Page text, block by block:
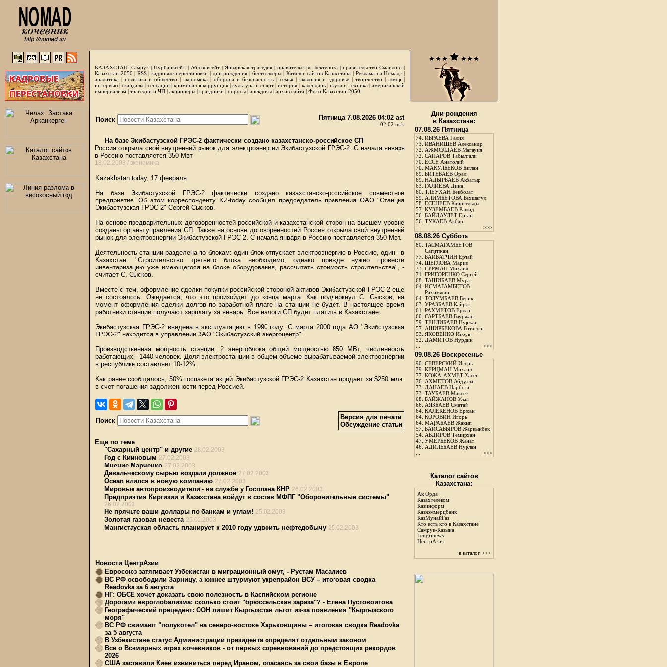
КАЗАХСТАН: Самрук |Нурбанкгейт | Аблязовгейт| Январская трагедия |правительство Бектенова| правительство Смаилова|
Казахстан-2050 | RSS|кадровые перестановки| дни рождения | бестселлеры| Каталог сайтов Казахстана | Реклама на Номаде |
аналитика | политика и общество | экономика | оборона и безопасность | семья | экология и здоровье | творчество | юмор |
интервью |скандалы | сенсации|криминал и коррупция|культура и спорт|история | календарь|наука и техника|американский
империализм | трагедии и ЧП | акционеры | праздники | опросы | анекдоты | архив сайта | Фото Казахстан-2050
Поиск Пятница 7.08.2026 04:02 ast
02:02 msk
На базе Экибастузской ГРЭС-2 фактически создано казахстанско-российское СП
Россия открыла свой внутренний рынок для электроэнергии Экибастузской ГРЭС-2. С начала января
в Россию поставляется 350 Мвт
18.02.2003 / экономика
Kazakhstan today, 17 февраля
На базе Экибастузской ГРЭС-2 фактически создано казахстанско-российское совместное
предприятие. Об этом корреспонденту KZ-today сообщил председатель правления ОАО "Станция
Экибастузская ГРЭС-2" Сергей Сысков.
На основе предварительных договоренностей российской и казахстанской сторон на высшем уровне
созданы органы управления СП. Также на основе договоренностей Россия открыла свой внутренний
рынок для электроэнергии Экибастузской ГРЭС-2. С начала января в Россию поставляется 350 Мвт.
Деятельность станции разделена по блокам: один блок отпускает электроэнергию в Россию, один - в
Казахстан. "Строительство третьего блока необходимо, однако прежде нужно провести
инвентаризацию уже имеющегося на блоке оборудования, рассчитать стоимость строительства", -
считает С. Сысков.
Вместе с тем, оформление сделки покупки российской стороной активов Экибастузской ГРЭС-2 еще
не состоялось. Ожидается, что это произойдет до конца марта. Как подчеркнул С. Сысков, на
момент оформления сделки долгов по заработной плате на станции не будет. В настоящее время
работники станции получают зарплату за январь. Все налоги СП будет платить в Казахстане.
Экибастузская ГРЭС-2 введена в эксплуатацию в 1990 году. С марта 2000 года АО "Экибстузская
ГРЭС-2" находится в управлении ЗАО "Экибастузский энергоцентр".
Производственная мощность станции: 2 энергоблока общей мощностью 850 МВт, численность
работающих - 1440 человек. Доля электростанции в общем объеме вырабатываемой электроэнергии
в республике составляет 10-12%.
Как ранее сообщалось, 50% госпакета акций Экибастузской ГРЭС-2 Казахстан продает за $250 млн.
в счет погашения задолженности перед Россией.
Поиск
Версия для печати
Обсуждение статьи
Еще по теме
"Сахарный центр" и другие 28.02.2003
Год с Кииновым 27.02.2003
Мнение Марченко 27.02.2003
Давальческому сырью воздали должное 27.02.2003
Ocean влился в новую компанию 27.02.2003
Мировые автопроизводители - на службе у Госплана КНР 26.02.2003
Предприятия Киргизии и Казахстана войдут в состав МФПГ "Оборонительные системы"
26.02.2003
Не прячьте ваши доллары по банкам и углам! 25.02.2003
Золотая газовая невеста 25.02.2003
Мангистауская область планирует к 2010 году удвоить нефтедобычу 25.02.2003
Новости ЦентрАзии
Евросоюз затягивает Узбекистан в миграционный омут, - Рустам Масалиев
ВС РФ освободили Зарницу, а южнее штурмуют укрепрайон ВСУ – итоговая сводка
Readovka за 6 августа
НГ: ОБСЕ хочет доказать свою полезность в Каспийском регионе
Дорогами евроглобализма: сколько стоит "брюссельская зараза"? - Елена Пустовойтова
Географический прецедент: ООН лишит Кыргызстан льгот из-за появления "Кыргызского
моря"
ВС РФ сжимают "полукотел" на северо-востоке Харьковщины – итоговая сводка Readovka
за 5 августа
В Узбекистане статус Администрации президента определят отдельным законом
Все о Всемирных играх кочевников - от первых соревнований до предстоящих рекордов
2026
США заставили Киев извиниться перед Ираном, опасаясь за свои базы в Европе
Дни рождения
в Казахстане:
07.08.26 Пятница
74. ИБРАЕВА Галия
73. ИВАНИЩЕВ Александр
72. АЖМОЛДАЕВ Магауия
72. САПАРОВ Табылгали
70. ЕССЕ Анатолий
70. МАКУЛБЕКОВ Баглан
69. БИТЕБАЕВ Орал
69. НАДЫРБАЕВ Акбатыр
63. ГАЛИЕВА Дина
60. ТЛЕУХАН Бекболат
59. АЛИМБЕТОВА Бахшагул
58. ЕСЕНЕЕВ Каиргельды
57. КУЗЕМБАЕВ Рашид
56. БАЙДАУЛЕТ Ерлан
56. ТУКАЕВ Акбар
>>>
08.08.26 Суббота
80. ТАСМАГАМБЕТОВ
Сагитжан
77. БАЙБАТЧИН Ертай
74. ЩЕГЛОВА Мария
73. ГУРМАН Михаил
71. ГРИГОРЕНКО Сергей
68. ТАШИБАЕВ Мурат
64. ИСМАГАМБЕТОВ
Рахимжан
64. ТОЛУМБАЕВ Берик
63. УРАЗБАЕВ Кайрат
61. РАХМЕТОВ Ерлан
60. САРТБАЕВ Бауржан
59. ТЕНЛИБАЕВ Нуржан
57. АШИРБЕКОВА Ботагоз
53. ЯКОВЕНКО Игорь
52. ДАМИТОВ Нурдин
>>>
09.08.26 Воскресенье
90. СЕВЕРСКИЙ Игорь
79. КЕРЦМАН Михаил
77. КОЖА-АХМЕТ Хасен
76. АХМЕТОВ Абдулла
73. ДАНАЕВ Нарбота
73. ТАУБАЕВ Максет
68. БАЙЖАНОВ Улан
66. АЯЗБАЕВ Сматай
64. КАЛЕКЕНОВ Ержан
64. КОРОВИН Игорь
64. МАРАБАЕВ Жакып
57. БАЙСАБЫРОВ Жаркынбек
54. АБДИРОВ Темирхан
47. УМЕРБЕКОВ Жанат
46. АДИЛЬБАЕВ Нурлан
>>>
Каталог сайтов
Казахстана:
Ак Орда
Казахтелеком
Казинформ
Казкоммерцбанк
КазМунайГаз
Кто есть кто в Казахстане
Самрук-Казына
Tengrinews
ЦентрАзия
в каталог >>>